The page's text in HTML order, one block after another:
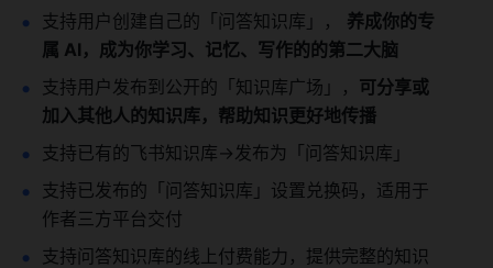
支持用户创建自己的「问答知识库」， 养成你的专
属 AI，成为你学习、记忆、写作的的第二大脑
支持用户发布到公开的「知识库广场」， 可分享或
加入其他人的知识库，帮助知识更好地传播
支持已有的飞书知识库->发布为「问答知识库」
支持已发布的「问答知识库」设置兑换码，适用于
作者三方平台交付
支持问答知识库的线上付费能力，提供完整的知识